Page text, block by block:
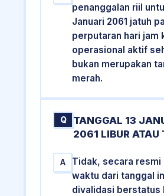
penanggalan riil
Januari 2061 jatuh
perputaran hari jam
operasional aktif
bukan merupakan
merah.
Q
TANGGAL 13
2061 LIBUR ATAU
A
Tidak, secara resmi
waktu dari tanggal
divalidasi berstatus